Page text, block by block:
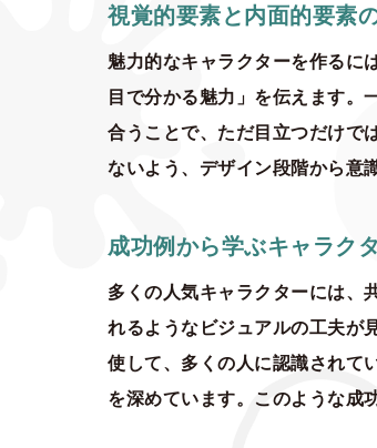
視覚的要素と内面的要素
魅力的なキャラクターを作るに
目で分かる魅力」を伝えます。
合うことで、ただ目立つだけで
ないよう、デザイン段階から意
成功例から学ぶキャラク
多くの人気キャラクターには、
れるようなビジュアルの工夫が
使して、多くの人に認識されて
を深めています。このような成